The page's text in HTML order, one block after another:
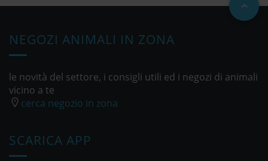
NEGOZI ANIMALI IN ZONA
le novità del settore, i consigli utili ed i negozi di animali
vicino a te
cerca negozio in zona
SCARICA APP